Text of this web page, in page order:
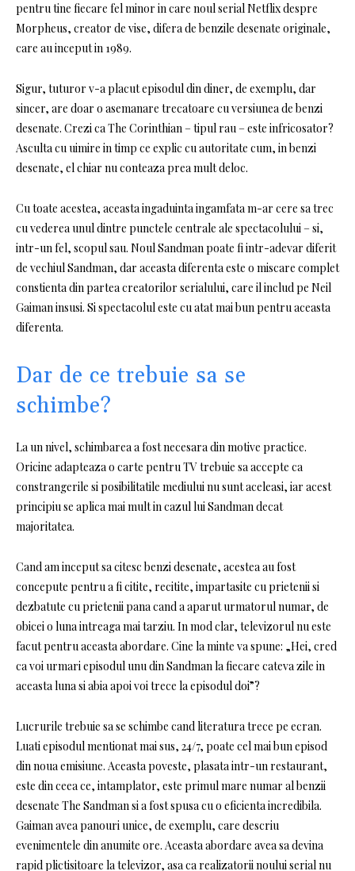
pentru tine fiecare fel minor in care noul serial Netflix despre
Morpheus, creator de vise, difera de benzile desenate originale,
care au inceput in 1989.
Sigur, tuturor v-a placut episodul din diner, de exemplu, dar
sincer, are doar o asemanare trecatoare cu versiunea de benzi
desenate. Crezi ca The Corinthian – tipul rau – este infricosator?
Asculta cu uimire in timp ce explic cu autoritate cum, in benzi
desenate, el chiar nu conteaza prea mult deloc.
Cu toate acestea, aceasta ingaduinta ingamfata m-ar cere sa trec
cu vederea unul dintre punctele centrale ale spectacolului – si,
intr-un fel, scopul sau. Noul Sandman poate fi intr-adevar diferit
de vechiul Sandman, dar aceasta diferenta este o miscare complet
constienta din partea creatorilor serialului, care il includ pe Neil
Gaiman insusi. Si spectacolul este cu atat mai bun pentru aceasta
diferenta.
Dar de ce trebuie sa se
schimbe?
La un nivel, schimbarea a fost necesara din motive practice.
Oricine adapteaza o carte pentru TV trebuie sa accepte ca
constrangerile si posibilitatile mediului nu sunt aceleasi, iar acest
principiu se aplica mai mult in cazul lui Sandman decat
majoritatea.
Cand am inceput sa citesc benzi desenate, acestea au fost
concepute pentru a fi citite, recitite, impartasite cu prietenii si
dezbatute cu prietenii pana cand a aparut urmatorul numar, de
obicei o luna intreaga mai tarziu. In mod clar, televizorul nu este
facut pentru aceasta abordare. Cine la minte va spune: „Hei, cred
ca voi urmari episodul unu din Sandman la fiecare cateva zile in
aceasta luna si abia apoi voi trece la episodul doi”?
Lucrurile trebuie sa se schimbe cand literatura trece pe ecran.
Luati episodul mentionat mai sus, 24/7, poate cel mai bun episod
din noua emisiune. Aceasta poveste, plasata intr-un restaurant,
este din ceea ce, intamplator, este primul mare numar al benzii
desenate The Sandman si a fost spusa cu o eficienta incredibila.
Gaiman avea panouri unice, de exemplu, care descriu
evenimentele din anumite ore. Aceasta abordare avea sa devina
rapid plictisitoare la televizor, asa ca realizatorii noului serial nu